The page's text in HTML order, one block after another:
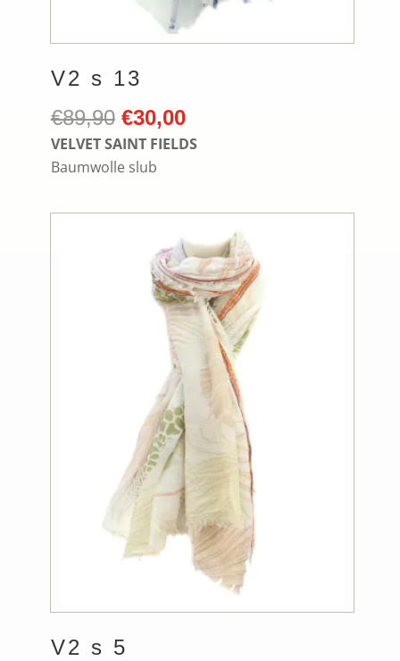
V2 s 13
€89,90 Ursprünglicher
Preis
war:
€30,00Aktueller
Preis
VELVET SAINT FIELDS
Baumwolle slub
V2 s 5